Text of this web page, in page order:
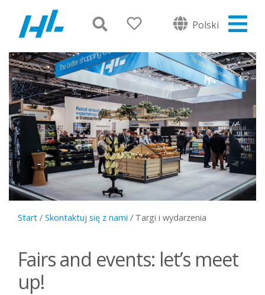
Polski
Start / Skontaktuj się z nami / Targi i wydarzenia
Fairs and events: let’s meet
up!